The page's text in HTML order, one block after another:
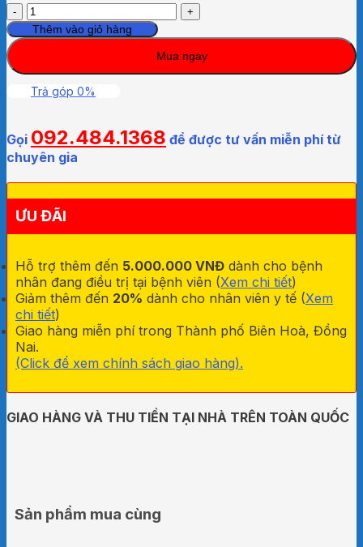
Que
Thử
Đường
Dùng
Cho
Đường
Huyết
Chek
Active
50
Que
lượng
Thêm vào giỏ hàng
Mua ngay
Trả góp 0%
Gọi 092.484.1368 để được tư vấn miễn phí từ
chuyên gia
ƯU ĐÃI
Hỗ trợ thêm đến 5.000.000 VNĐ dành cho bệnh
nhân đang điều trị tại bệnh viên (Xem chi tiết)
Giảm thêm đến 20% dành cho nhân viên y tế (Xem
chi tiết)
Giao hàng miễn phí trong Thành phố Biên Hoà, Đồng
Nai.
(Click để xem chính sách giao hàng).
GIAO HÀNG VÀ THU TIỀN TẠI NHÀ TRÊN TOÀN QUỐC
Sản phẩm mua cùng